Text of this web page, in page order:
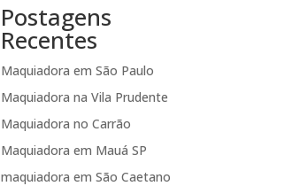
Postagens
Recentes
Maquiadora em São Paulo
Maquiadora na Vila Prudente
Maquiadora no Carrão
Maquiadora em Mauá SP
maquiadora em São Caetano